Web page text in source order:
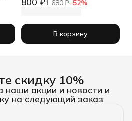
1 680 ₽−52%
В корзину
скидку 10%
наши акции и новости и
на следующий заказ